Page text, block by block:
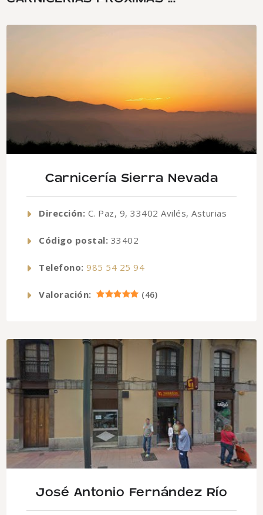
Carnicería Sierra Nevada
Dirección: C. Paz, 9, 33402 Avilés, Asturias
Código postal: 33402
Telefono: 985 54 25 94
Valoración: (46)
José Antonio Fernández Río